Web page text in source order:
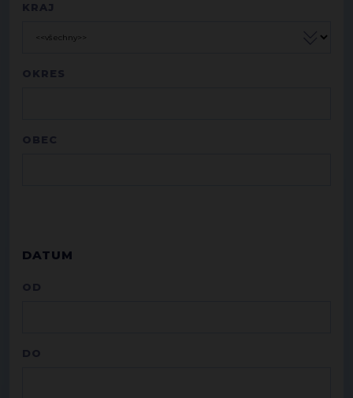
KRAJ
OKRES
OBEC
DATUM
OD
DO